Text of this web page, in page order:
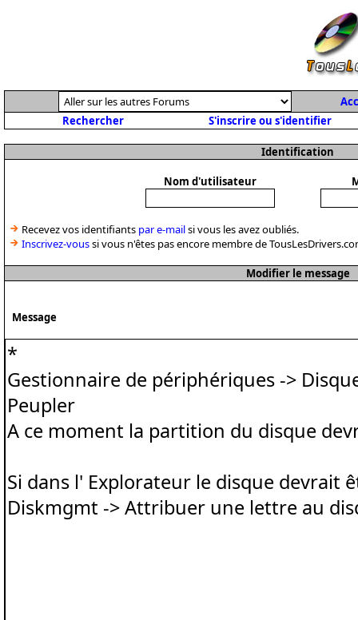
Rechercher
S'inscrire ou s'identifier
Identification
Nom d'utilisateur
Recevez vos identifiants par e-mailsi vous les avez oubliés.
Inscrivez-voussi vous n'êtes pas encore membre de
Modifier le message
Message